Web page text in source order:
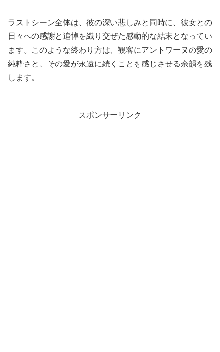
ラストシーン全体は、彼の深い悲しみと同時に、彼女との
日々への感謝と追悼を織り交ぜた感動的な結末となってい
ます。このような終わり方は、観客にアントワーヌの愛の
純粋さと、その愛が永遠に続くことを感じさせる余韻を残
します。
スポンサーリンク